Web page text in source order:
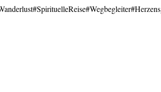
#SpirituelleReise#Wegbegleiter